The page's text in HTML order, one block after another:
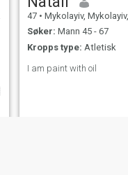
47 • Mykolayiv, Mykolayiv, Ukraina
Søker: Mann 45 - 67
Kropps type: Atletisk
I am paint with oil